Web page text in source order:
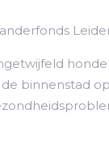
binnenstad